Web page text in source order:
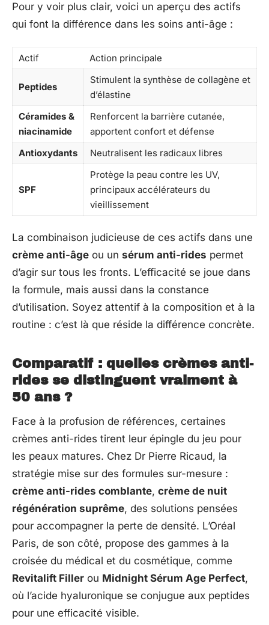
Pour y voir plus clair, voici un aperçu des actifs
qui font la différence dans les soins anti-âge :
Actif Action principale
Peptides
Stimulent la synthèse de collagène et
d’élastine
Céramides &
niacinamide
Renforcent la barrière cutanée,
apportent confort et défense
Antioxydants
Neutralisent les radicaux libres
SPF
Protège la peau contre les UV,
principaux accélérateurs du
vieillissement
La combinaison judicieuse de ces actifs dans une
crème anti-âge ou un sérum anti-rides permet
d’agir sur tous les fronts. L’efficacité se joue dans
la formule, mais aussi dans la constance
d’utilisation. Soyez attentif à la composition et à la
routine : c’est là que réside la différence concrète.
Comparatif : quelles crèmes anti-
rides se distinguent vraiment à
50 ans ?
Face à la profusion de références, certaines
crèmes anti-rides tirent leur épingle du jeu pour
les peaux matures. Chez Dr Pierre Ricaud, la
stratégie mise sur des formules sur-mesure :
crème anti-rides comblante, crème de nuit
régénération suprême, des solutions pensées
pour accompagner la perte de densité. L’Oréal
Paris, de son côté, propose des gammes à la
croisée du médical et du cosmétique, comme
Revitalift Filler ou Midnight Sérum Age Perfect,
où l’acide hyaluronique se conjugue aux peptides
pour une efficacité visible.